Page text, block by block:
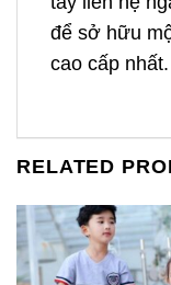
để sở hữu
cao cấp nhất.
RELATED